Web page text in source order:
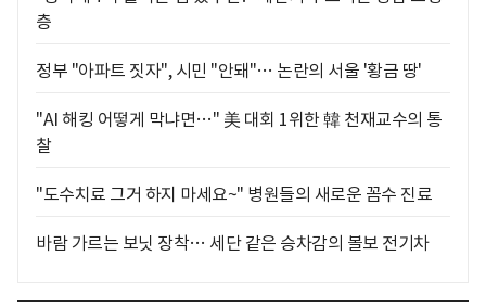
층
정부 "아파트 짓자", 시민 "안돼"… 논란의 서울 '황금 땅'
"AI 해킹 어떻게 막냐면…" 美 대회 1위한 韓 천재교수의 통
찰
"도수치료 그거 하지 마세요~" 병원들의 새로운 꼼수 진료
바람 가르는 보닛 장착… 세단 같은 승차감의 볼보 전기차